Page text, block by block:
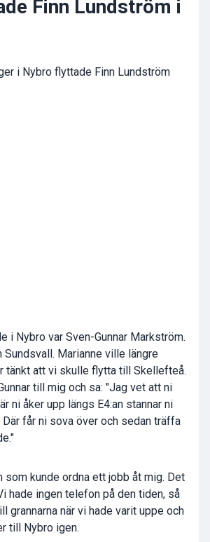
Finn Lundström i
i Nybro flyttade Finn Lundström
i Nybro var Sven-Gunnar Markström.
Sundsvall. Marianne ville längre
tänkt att vi skulle flytta till Skellefteå.
till mig och sa: "Jag vet att ni
ni åker upp längs E4:an stannar ni
får ni sova över och sedan träffa
som kunde ordna ett jobb åt mig. Det
hade ingen telefon på den tiden, så
grannarna när vi hade varit uppe och
till Nybro igen.